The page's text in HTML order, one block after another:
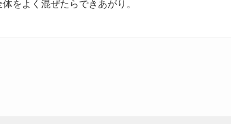
をよく混ぜたらできあがり。